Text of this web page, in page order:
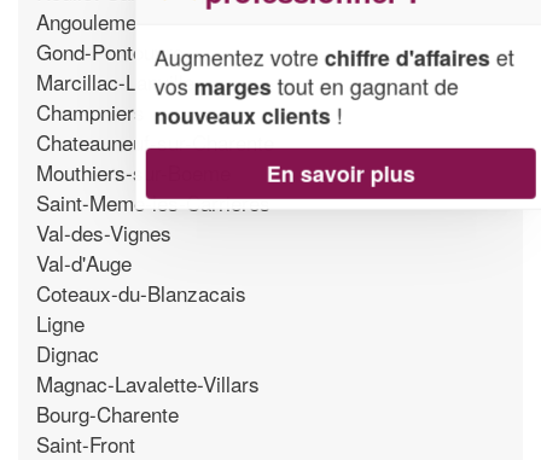
Angouleme
Gond-Pontouvre
Marcillac-Lanville
Champniers
Chateauneuf-sur-Charente
Mouthiers-sur-Boeme
Saint-Meme-les-Carrieres
Val-des-Vignes
Val-d'Auge
Coteaux-du-Blanzacais
Ligne
Dignac
Magnac-Lavalette-Villars
Bourg-Charente
Saint-Front
Augmentez votrechiffre d'affaireset
vos margestout en gagnant de
nouveaux clients!
En savoir plus